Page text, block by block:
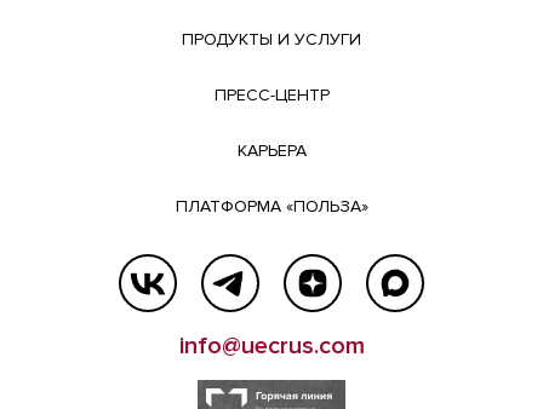
ПРОДУКТЫ И УСЛУГИ
ПРЕСС-ЦЕНТР
КАРЬЕРА
ПЛАТФОРМА «ПОЛЬЗА»
info@uecrus.com